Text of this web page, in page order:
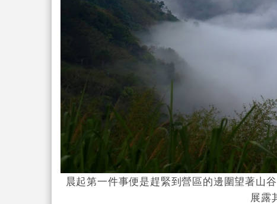
晨起第一件事便是趕緊到營區的邊圍望著山
展露